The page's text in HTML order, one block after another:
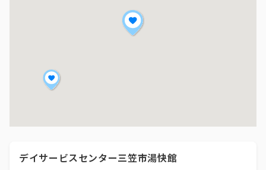
デイサービスセンター三笠市湯快館